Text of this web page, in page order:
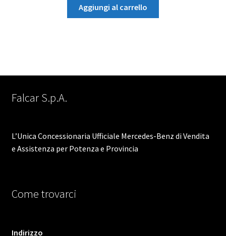
originale
era:
attuale
è:
Aggiungi al carrello
Falcar S.p.A.
L’Unica Concessionaria Ufficiale Mercedes-Benz di Vendita
e Assistenza per Potenza e Provincia
Come trovarci
Indirizzo